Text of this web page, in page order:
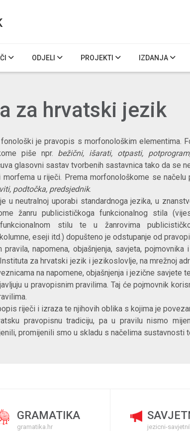
ODJELI PROJEKTI IZDANJA
za hrvatski jezik
je pravopis s morfonološkim elementima.
piše npr. bežični, išarati, otpasti,
glasovni sastav tvorbenih sastavnica tako da se
u riječi. Prema morfonološkome se načelu
podtočka, predsjednik.
u neutralnoj uporabi standardnoga jezika, u
žanru publicističkoga funkcionalnog stila
funkcionalnom stilu te u žanrovima
eseji itd.) dopušteno je odstupanje od
napomena, objašnjenja, savjeta,
za hrvatski jezik i jezikoslovlje, na mrežnoj
na napomene, objašnjenja i jezične savjete
u pravopisnim pravilima. Taj će pojmovnik
riječi i izraza te njihovih oblika s kojima je
pravopisnu tradiciju, pa u pravilu nismo
promijenili smo u skladu s načelima
GRAMATIKA
gramatika.hr jezicni-